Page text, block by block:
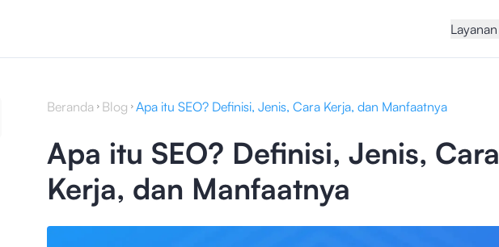
Layanan
Beranda Blog Apa itu SEO? Definisi, Jenis, Cara Kerja, dan Manfaatnya
Apa itu SEO? Definisi, Jenis, Cara
Kerja, dan Manfaatnya